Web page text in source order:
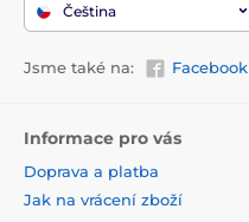
Čeština
Jsme také na: Facebook
Informace pro vás
Doprava a platba
Jak na vrácení zboží